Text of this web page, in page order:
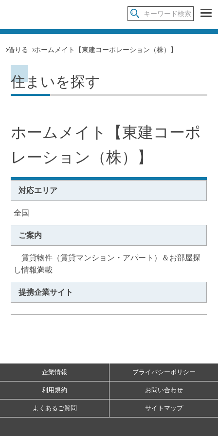
借りる ホームメイト【東建コーポレーション（株）】
住まいを探す
ホームメイト【東建コーポ
レーション（株）】
対応エリア
全国
ご案内
賃貸物件（賃貸マンション・アパート）＆お部屋探
し情報満載
提携企業サイト
企業情報 プライバシーポリシー
利用規約 お問い合わせ
よくあるご質問 サイトマップ